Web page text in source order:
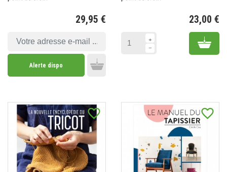
29,95 €
Alerte dispo
23,00 €
Add
favorite_border favorite_border